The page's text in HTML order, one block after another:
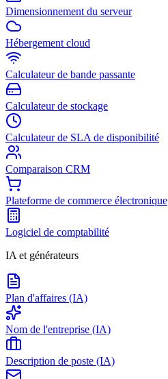
Dimensionnement du serveur
Hébergement cloud
Calculateur de bande passante
Calculateur de stockage
Calculateur de SLA de disponibilité
Comparaison CRM
Plateforme de commerce électronique
Logiciel de comptabilité
IA et générateurs
Plan d'affaires (IA)
Nom de l'entreprise (IA)
Description de poste (IA)